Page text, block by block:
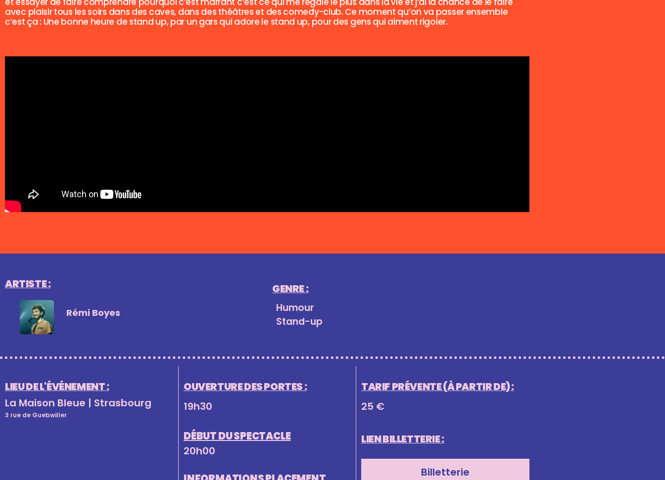
avec plaisir tous les soirs dans des caves, dans des théâtres et des comedy-club. Ce moment qu’on va passer ensemble
c’est ça : Une bonne heure de stand up, par un gars qui adore le stand up, pour des gens qui aiment rigoler.
ARTISTE :
Rémi Boyes
GENRE :
Humour
Stand-up
LIEU DE L'ÉVÉNEMENT :
La Maison Bleue | Strasbourg
3 rue de Guebwiller
OUVERTURE DES PORTES :
19h30
DÉBUT DU SPECTACLE
20h00
TARIF PRÉVENTE (À PARTIR DE) :
25 €
LIEN BILLETTERIE :
Billetterie